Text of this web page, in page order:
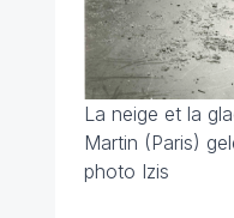
La neige et la
Martin (Paris)
photo Izis